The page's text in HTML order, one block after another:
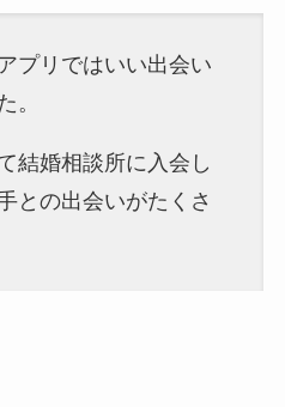
プリではいい出会い
。
結婚相談所に入会し
との出会いがたくさ